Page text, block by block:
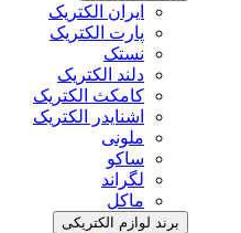
ایران الکتریک
پارت الکتریک
نستک
دلند الکتریک
کامکث الکتریک
اشنایدر الکتریک
ملونی
ساکو
لگراند
ماکل
برند لوازم الکتریکی